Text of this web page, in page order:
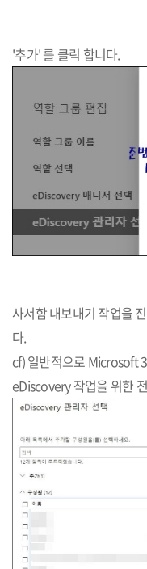
'추가' 를 클릭 합니다.
사서함 내보내기 작업을
다.
cf) 일반적으로 Microsoft
eDiscovery 작업을 위한